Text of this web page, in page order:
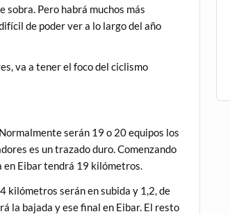
sobra. Pero habrá muchos más
de poder ver a lo largo del año
va a tener el foco del ciclismo
serán 19 o 20 equipos los
es un trazado duro. Comenzando
en Eibar tendrá 19 kilómetros.
kilómetros serán en subida y 1,2, de
la bajada y ese final en Eibar. El resto